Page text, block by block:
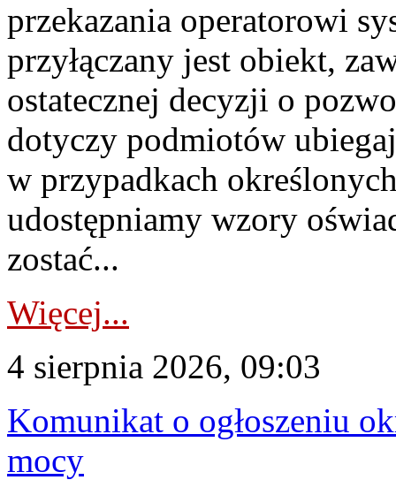
przekazania operatorowi
przyłączany jest obiekt,
ostatecznej decyzji o
dotyczy podmiotów
w przypadkach
udostępniamy wzory
zostać...
Więcej...
4 sierpnia 2026, 09:03
Komunikat o ogłoszeniu
mocy